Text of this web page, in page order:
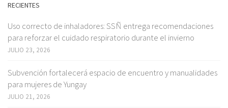
RECIENTES
Uso correcto de inhaladores: SSÑ entrega recomendaciones
para reforzar el cuidado respiratorio durante el invierno
JULIO 23, 2026
Subvención fortalecerá espacio de encuentro y manualidades
para mujeres de Yungay
JULIO 21, 2026